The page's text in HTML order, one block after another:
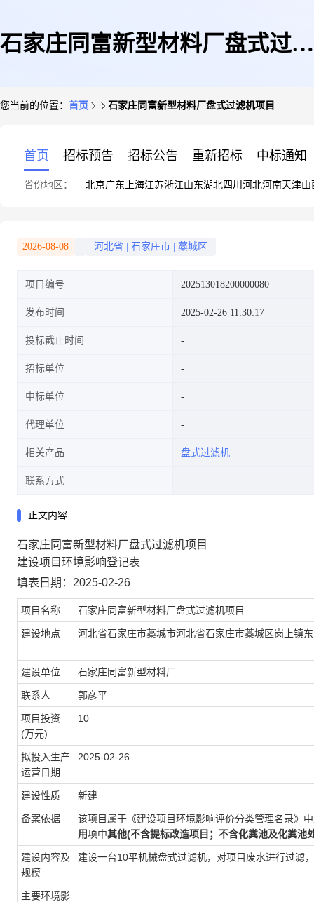
石家庄同富新型材料厂盘式过滤
您当前的位置： 首页 石家庄同富新型材料厂盘式过滤机项目
首页 招标预告 招标公告 重新招标 中标通知
省份地区： 北京广东 上海江苏浙江山东湖北四川 河北河南天津山
2026-08-08 河北省 石家庄市 藁城区
项目编号 202513018200000080
发布时间 2025-02-26 11:30:17
投标截止时间
招标单位
中标单位
代理单位
相关产品 盘式过滤机
联系方式
正文内容
石家庄同富新型材料厂盘式过滤机项目
建设项目环境影响登记表
填表日期：2025-02-26
项目名称 石家庄同富新型材料厂盘式过滤机项目
建设地点 河北省石家庄市藁城市河北省石家庄市藁城区岗上镇
建设单位 石家庄同富新型材料厂
联系人 郭彦平
项目投资
(万元)
10
拟投入生产
运营日期
2025-02-26
建设性质 新建
备案依据
该项目属于《建设项目环境影响评价分类管理名录》
用项中其他(不含提标改造项目；不含化粪池及化粪池
建设内容及
规模
建设一台10平机械盘式过滤机，对项目废水进行过滤
主要环境影